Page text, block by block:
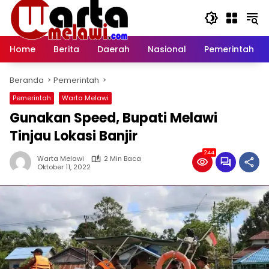
Langsung
konten
Home
Berita Daerah Nasional Pemerintah
Beranda Pemerintah
Pemerintah Warta Melawi
Gunakan Speed, Bupati Melawi
Tinjau Lokasi Banjir
Warta Melawi
2 Min Baca
Oktober 11, 2022
244